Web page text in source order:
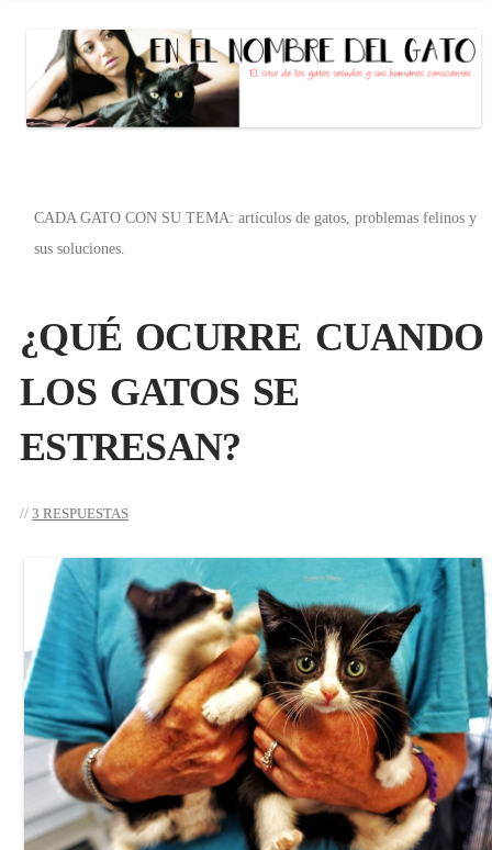
El sitio de las personas con gato (s)
conscientes
contenido
CADA GATO CON SU TEMA: artículos de gatos, problemas felinos y
sus soluciones.
¿QUÉ OCURRE CUANDO
LOS GATOS SE
ESTRESAN?
3 RESPUESTAS